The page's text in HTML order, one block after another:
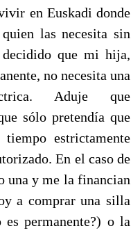
en Euskadi donde
las necesita sin
que mi hija,
no necesita una
Aduje que
sólo pretendía que
estrictamente
En el caso de
una y me la financian
a comprar una silla
permanente?) o la